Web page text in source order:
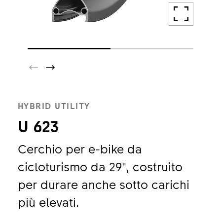
HYBRID UTILITY
U 623
Cerchio per e-bike da
cicloturismo da 29", costruito
per durare anche sotto carichi
più elevati.